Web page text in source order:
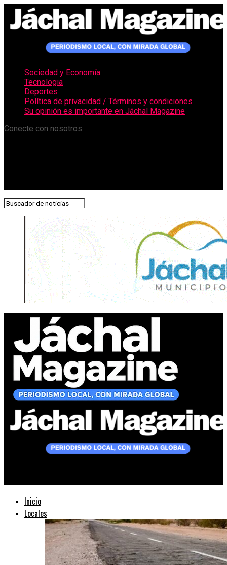
Sociedad y Economía
Tecnologia
Deportes
Política de privacidad / Términos y condiciones
Su opinión es importante en Jáchal Magazine
Conecte con nosotros
Inicio
Locales